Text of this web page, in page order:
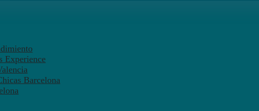
Experience
Barcelona